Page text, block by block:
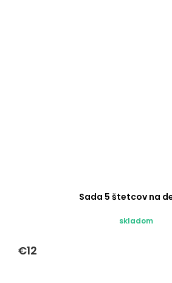
Sada 5 štetcov na
skladom
€12